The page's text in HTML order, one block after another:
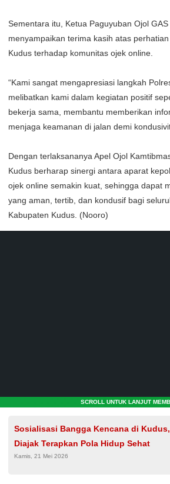
Sementara itu, Ketua Paguyuban Ojol GAS
menyampaikan terima kasih atas
Kudus terhadap komunitas ojek online.
“Kami sangat mengapresiasi langkah
melibatkan kami dalam kegiatan positif
bekerja sama, membantu memberikan
menjaga keamanan di jalan demi
Dengan terlaksananya Apel Ojol
Kudus berharap sinergi antara aparat
ojek online semakin kuat, sehingga dapat
yang aman, tertib, dan kondusif bagi
Kabupaten Kudus. (Nooro)
SCROLL UNTUK LANJUT
Sosialisasi Bangga Kencana di
Diajak Terapkan Pola Hidup Sehat
Kamis, 21 Mei 2026